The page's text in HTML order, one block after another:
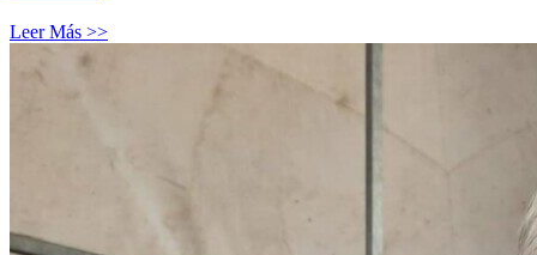
Leer Más >>